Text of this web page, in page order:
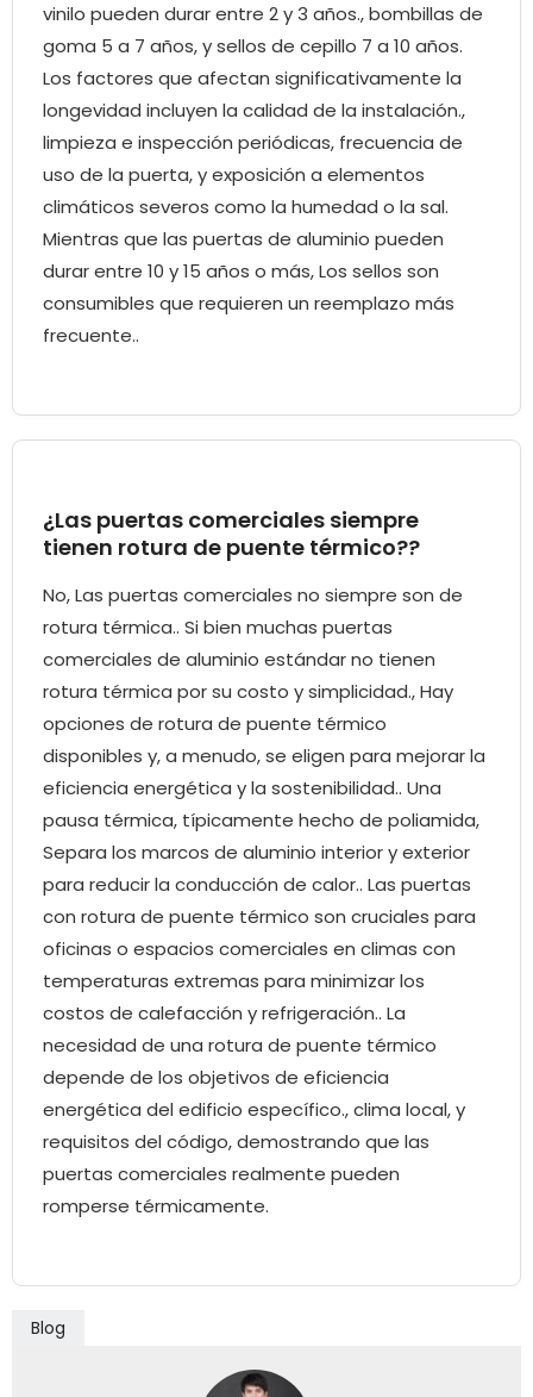
vinilo pueden durar entre 2 y 3 años., bombillas de
goma 5 a 7 años, y sellos de cepillo 7 a 10 años.
Los factores que afectan significativamente la
longevidad incluyen la calidad de la instalación.,
limpieza e inspección periódicas, frecuencia de
uso de la puerta, y exposición a elementos
climáticos severos como la humedad o la sal.
Mientras que las puertas de aluminio pueden
durar entre 10 y 15 años o más, Los sellos son
consumibles que requieren un reemplazo más
frecuente..
¿Las puertas comerciales siempre
tienen rotura de puente térmico??
No, Las puertas comerciales no siempre son de
rotura térmica.. Si bien muchas puertas
comerciales de aluminio estándar no tienen
rotura térmica por su costo y simplicidad., Hay
opciones de rotura de puente térmico
disponibles y, a menudo, se eligen para mejorar la
eficiencia energética y la sostenibilidad.. Una
pausa térmica, típicamente hecho de poliamida,
Separa los marcos de aluminio interior y exterior
para reducir la conducción de calor.. Las puertas
con rotura de puente térmico son cruciales para
oficinas o espacios comerciales en climas con
temperaturas extremas para minimizar los
costos de calefacción y refrigeración.. La
necesidad de una rotura de puente térmico
depende de los objetivos de eficiencia
energética del edificio específico., clima local, y
requisitos del código, demostrando que las
puertas comerciales realmente pueden
romperse térmicamente.
Blog